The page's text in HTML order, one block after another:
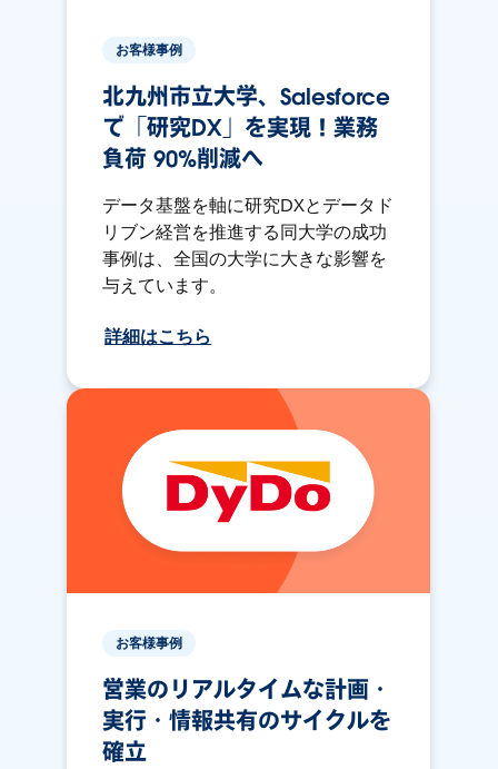
お客様事例
北九州市立大学、Salesforce
で「研究DX」を実現！業務
負荷 90%削減へ
データ基盤を軸に研究DXとデータド
リブン経営を推進する同大学の成功
事例は、全国の大学に大きな影響を
与えています。
詳細はこちら
お客様事例
営業のリアルタイムな計画・
実行・情報共有のサイクルを
確立